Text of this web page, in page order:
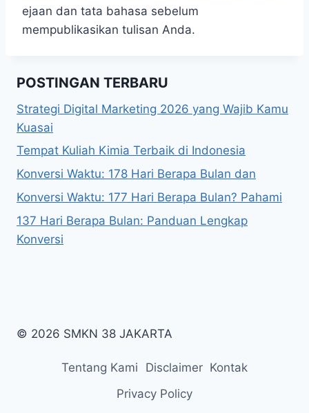
ejaan dan tata bahasa sebelum
mempublikasikan tulisan Anda.
POSTINGAN TERBARU
Strategi Digital Marketing 2026 yang Wajib Kamu
Kuasai
Tempat Kuliah Kimia Terbaik di Indonesia
Konversi Waktu: 178 Hari Berapa Bulan dan
Konversi Waktu: 177 Hari Berapa Bulan? Pahami
137 Hari Berapa Bulan: Panduan Lengkap
Konversi
© 2026 SMKN 38 JAKARTA
Tentang Kami Disclaimer Kontak
Privacy Policy